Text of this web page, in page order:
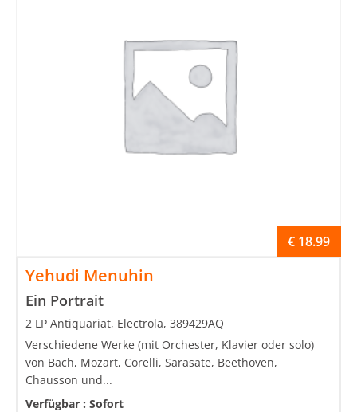
Yehudi Menuhin
Ein Portrait
€ 18.99
2 LP Antiquariat, Electrola, 389429AQ
Verschiedene Werke (mit Orchester, Klavier oder solo)
von Bach, Mozart, Corelli, Sarasate, Beethoven,
Chausson und...
Verfügbar : Sofort